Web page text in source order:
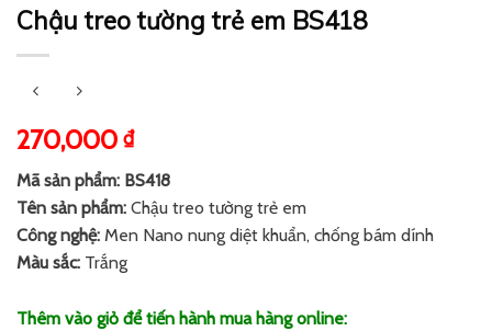
Chậu treo tường trẻ em BS418
270,000 ₫
Mã sản phẩm: BS418
Tên sản phẩm: Chậu treo tường trẻ em
Công nghệ: Men Nano nung diệt khuẩn, chống bám dính
Màu sắc: Trắng
Thêm vào giỏ để tiến hành mua hàng online: